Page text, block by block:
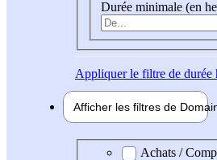
Durée minimale (en
Appliquerle filtre de durée
Afficher les filtres de
Domaine professionel
Achats /